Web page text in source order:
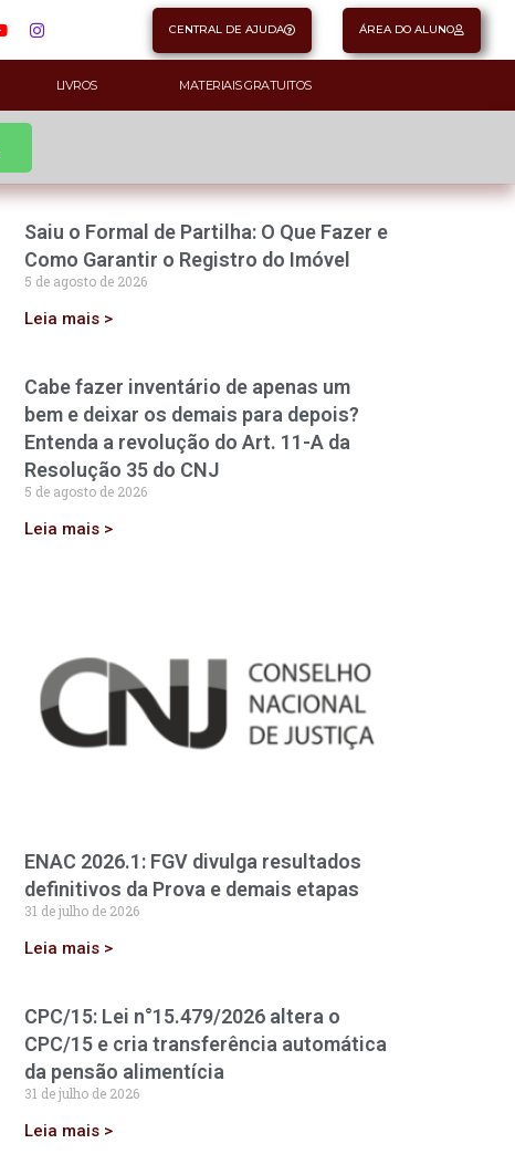
CENTRAL DE AJUDA ÁREA DO ALUNO
LIVROS MATERIAIS GRATUITOS
Saiu o Formal de Partilha: O Que Fazer e
Como Garantir o Registro do Imóvel
5 de agosto de 2026
Leia mais >
Cabe fazer inventário de apenas um
bem e deixar os demais para depois?
Entenda a revolução do Art. 11-A da
Resolução 35 do CNJ
5 de agosto de 2026
Leia mais >
ENAC 2026.1: FGV divulga resultados
definitivos da Prova e demais etapas
31 de julho de 2026
Leia mais >
CPC/15: Lei n°15.479/2026 altera o
CPC/15 e cria transferência automática
da pensão alimentícia
31 de julho de 2026
Leia mais >